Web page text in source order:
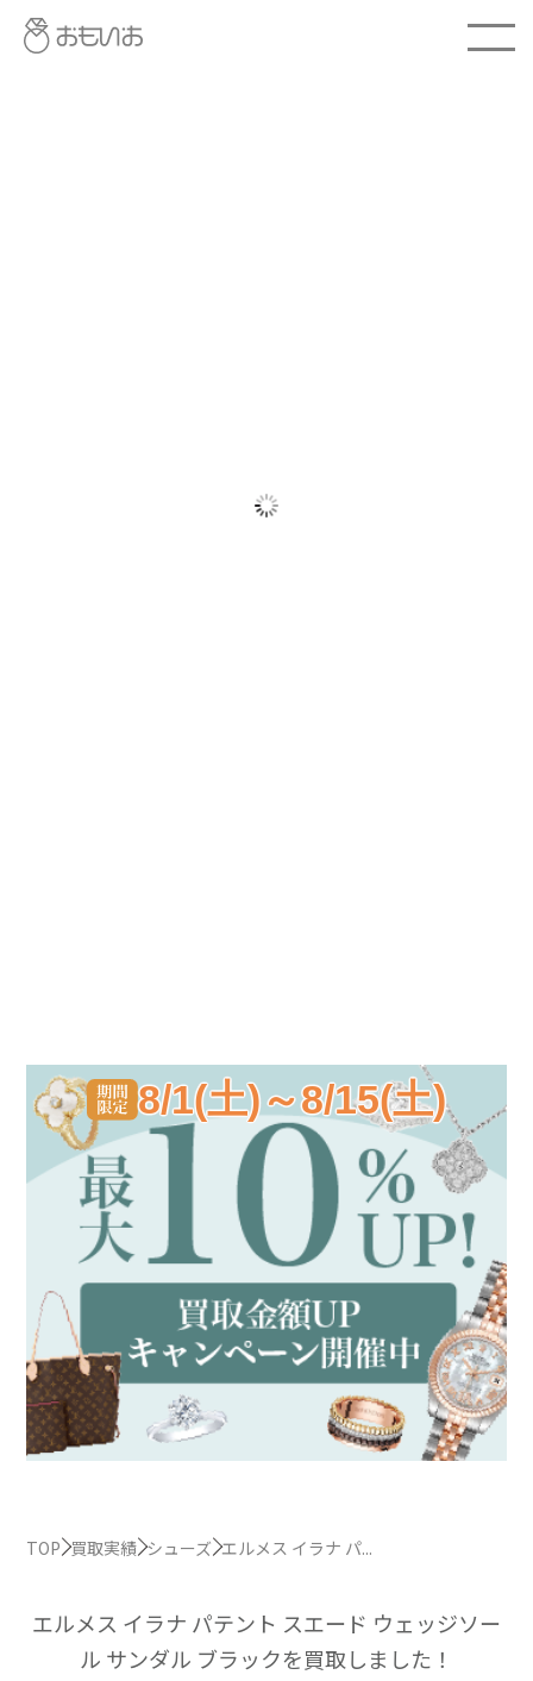
8/1(土)～8/15(土)
TOP 買取実績 シューズ エルメス イラナ パ...
エルメス イラナ パテント スエード ウェッジソー
ル サンダル ブラックを買取しました！